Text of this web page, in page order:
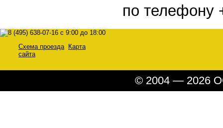
по телефону
Схема проезда
Карта
сайта
© 2004 — 2026